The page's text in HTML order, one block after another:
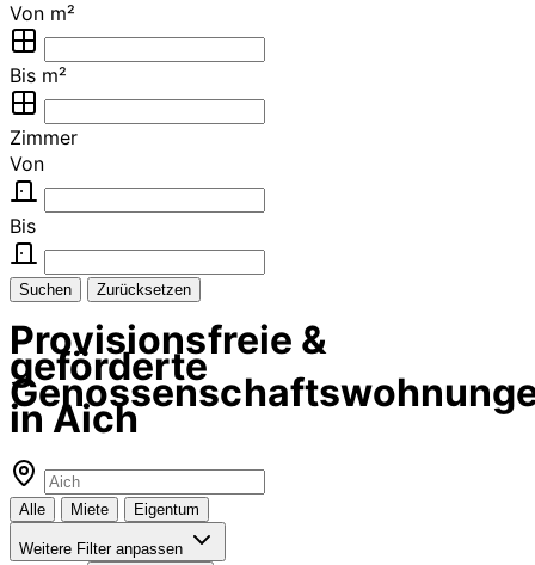
Von m²
Bis m²
Zimmer
Von
Bis
Suchen Zurücksetzen
Provisionsfreie &
geförderte
in Aich
Alle Miete Eigentum
Weitere Filter anpassen